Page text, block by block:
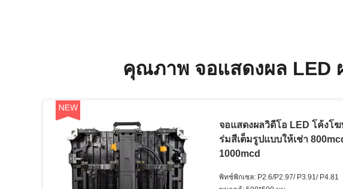
คุณภาพ จอแสดงผล LED
จอแสดงผลวิดีโอ LED โค้งโ
ร่มสีเต็มรูปแบบให้เช่า
1000mcd
พิทช์พิกเซล: P2.6/P2.97/ P3.91/ P4.81